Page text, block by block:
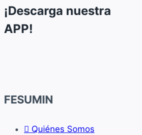
¡Descarga nuestra
APP!
FESUMIN
Quiénes Somos